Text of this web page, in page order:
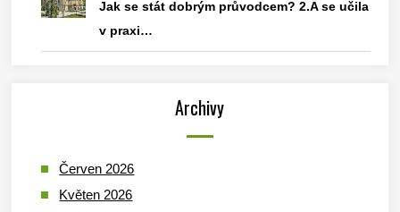
Jak se stát dobrým průvodcem? 2.A se učila
v praxi…
Archivy
Červen 2026
Květen 2026